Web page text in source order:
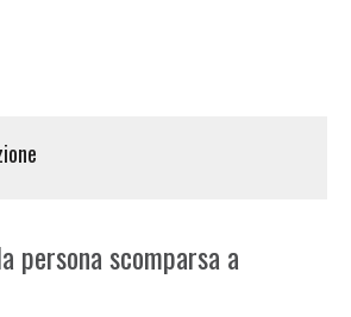
persona scomparsa a